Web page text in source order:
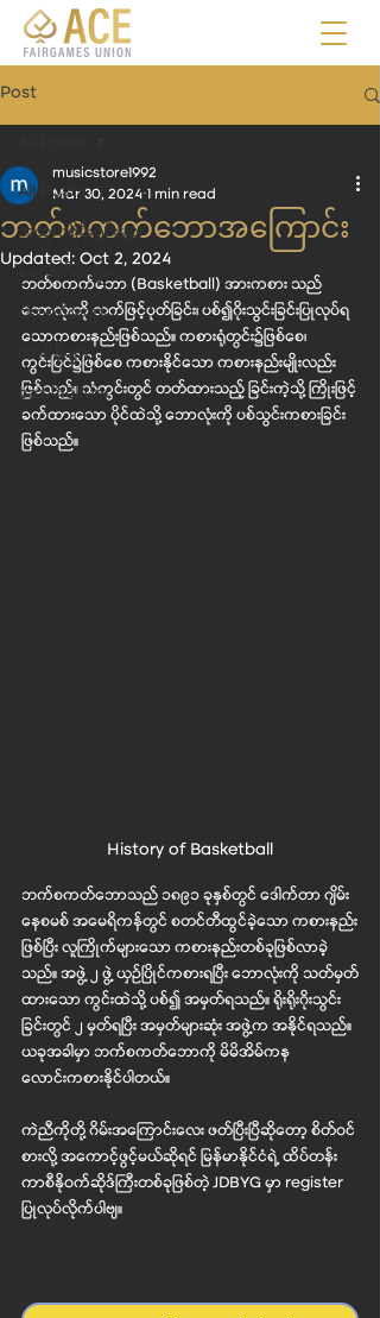
Post
All Posts
အထူးပရိုမိုးရှင်းများ
စလော့ဂိမ်းများ
ငါးပစ်ဂိမ်းများ
ကာစီနိုများ
ဆောင်းပါးများ
ဘတ်စကက်ဘောအကြောင်း
musicstore1992
Mar 30, 2024 1 min read
Updated:Oct 2, 2024
ဘတ်စကက်ဘော (Basketball) အားကစားသည်
ဘောလုံးကို လက်ဖြင့်ပုတ်ခြင်း၊ ပစ်၍ဂိုးသွင်းခြင်းပြုလုပ်ရ
သောကစားနည်းဖြစ်သည်။ ကစားရုံတွင်း၌ဖြစ်စေ၊
ကွင်းပြင်၌ဖြစ်စေ ကစားနိုင်သော ကစားနည်းမျိုးလည်း
ဖြစ်သည်။ သံကွင်းတွင် တတ်ထားသည့် ခြင်းကဲ့သို့ ကြိုးဖြင့်
ခက်ထားသော ပိုင်ထဲသို့ ဘောလုံးကို ပစ်သွင်းကစားခြင်း
ဖြစ်သည်။
History of Basketball
ဘက်စကတ်ဘောသည် ၁၈၉၁ ခုနှစ်တွင် ဒေါက်တာ ဂျိမ်း
နေစမစ် အမေရိကန်တွင် စတင်တီထွင်ခဲ့သော ကစားနည်း
ဖြစ်ပြီး လူကြိုက်များသော ကစားနည်းတစ်ခုဖြစ်လာခဲ့
သည်။ အဖွဲ့ ၂ ဖွဲ့ ယှဉ်ပြိုင်ကစားရပြီး ဘောလုံးကို သတ်မှတ်
ထားသော ကွင်းထဲသို့ ပစ်၍ အမှတ်ရသည်။ ရိုးရိုးဂိုးသွင်း
ခြင်းတွင် ၂ မှတ်ရပြီး အမှတ်များဆုံး အဖွဲ့က အနိုင်ရသည်။
ယခုအခါမှာ ဘက်စကတ်ဘောကို မိမိအိမ်ကန
လောင်းကစားနိုင်ပါတယ်။
ကဲညီကိုတို့ ဂိမ်းအကြောင်းလေး ဖတ်ပြီးပြီဆိုတော့ စိတ်၀င်
စားလို့ အကောင့်ဖွင့်မယ်ဆိုရင် မြန်မာနိုင်ငံရဲ့ ထိပ်တန်း
ကာစီနို၀က်ဆိုဒ်ကြီးတစ်ခုဖြစ်တဲ့ JDBYG မှာ register
ပြုလုပ်လိုက်ပါဗျ။